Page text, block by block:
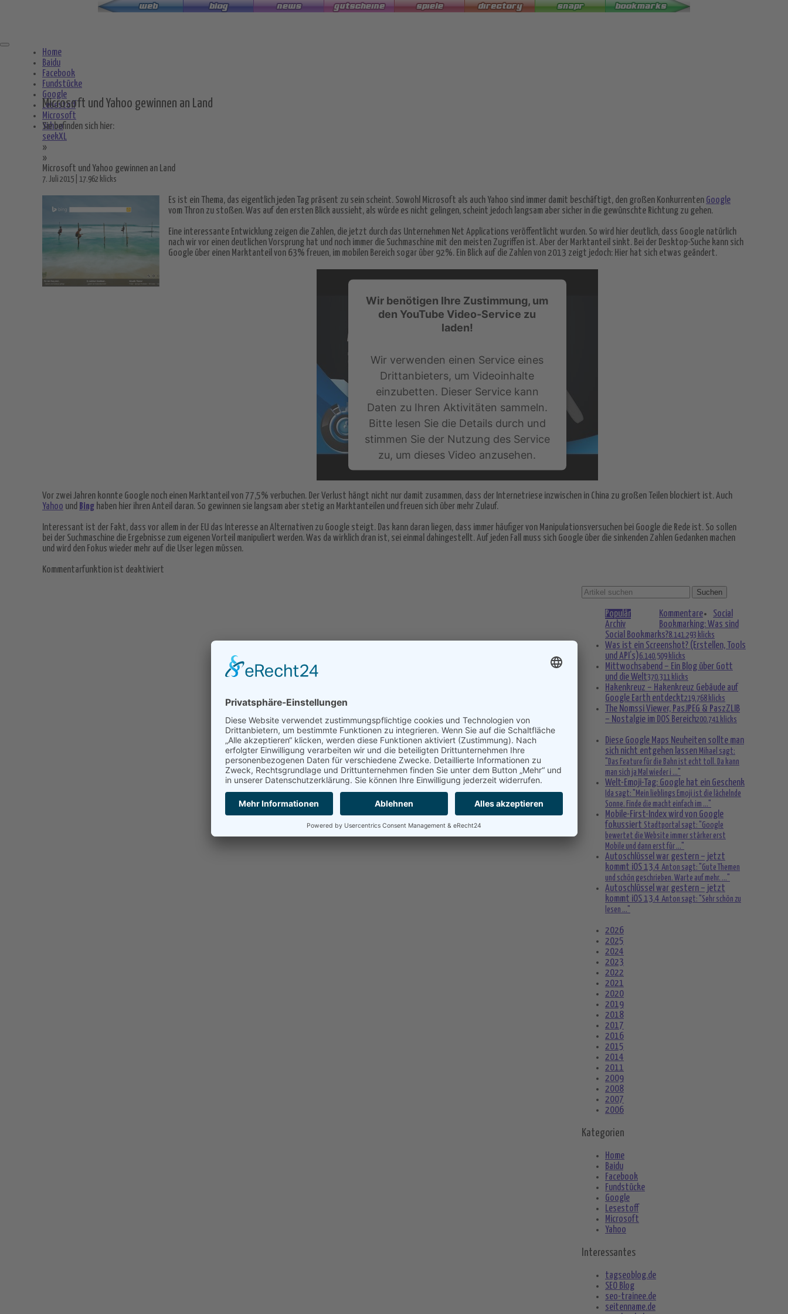
Home
Baidu
Facebook
Fundstücke
Google
Lesestoff
Microsoft
Yahoo
Microsoft und Yahoo gewinnen an Land
Sie befinden sich hier:
seekXL
»
»
Microsoft und Yahoo gewinnen an Land
7. Juli 2015 | 17.962 klicks
Es ist ein Thema, das eigentlich jeden Tag präsent zu sein scheint. Sowohl Microsoft als auch Yahoo sind immer damit beschäftigt, den großen Konkurrenten Google
vom Thron zu stoßen. Was auf den ersten Blick aussieht, als würde es nicht gelingen, scheint jedoch langsam aber sicher in die gewünschte Richtung zu gehen.
Eine interessante Entwicklung zeigen die Zahlen, die jetzt durch das Unternehmen Net Applications veröffentlicht wurden. So wird hier deutlich, dass Google natürlich
nach wir vor einen deutlichen Vorsprung hat und noch immer die Suchmaschine mit den meisten Zugriffen ist. Aber der Marktanteil sinkt. Bei der Desktop-Suche kann sich
Google über einen Marktanteil von 63% freuen, im mobilen Bereich sogar über 92%. Ein Blick auf die Zahlen von 2013 zeigt jedoch: Hier hat sich etwas geändert.
Wir benötigen Ihre Zustimmung, um
den YouTube Video-Service zu
laden!
Wir verwenden einen Service eines
Drittanbieters, um Videoinhalte
einzubetten. Dieser Service kann
Daten zu Ihren Aktivitäten sammeln.
Bitte lesen Sie die Details durch und
stimmen Sie der Nutzung des Service
zu, um dieses Video anzusehen.
powered byUsercentrics Consent Management
Vor zwei Jahren konnte Google noch einen Marktanteil von 77,5% verbuchen. Der Verlust hängt nicht nur damit zusammen, dass der Internetriese inzwischen in China zu großen Teilen blockiert ist. Auch
Yahoo und Bing haben hier ihren Anteil daran. So gewinnen sie langsam aber stetig an Marktanteilen und freuen sich über mehr Zulauf.
Interessant ist der Fakt, dass vor allem in der EU das Interesse an Alternativen zu Google steigt. Das kann daran liegen, dass immer häufiger von Manipulationsversuchen bei Google die Rede ist. So sollen
bei der Suchmaschine die Ergebnisse zum eigenen Vorteil manipuliert werden. Was da wirklich dran ist, sei einmal dahingestellt. Auf jeden Fall muss sich Google über die sinkenden Zahlen Gedanken machen
und wird den Fokus wieder mehr auf die User legen müssen.
Kommentarfunktion ist deaktiviert
Populär
Kommentare
Archiv
Social
Bookmarking: Was sind
Social Bookmarks?8.141.293 klicks
Was ist ein Screenshot? (Erstellen, Tools
und API’s)6.140.509 klicks
Mittwochsabend – Ein Blog über Gott
und die Welt370.311 klicks
Hakenkreuz – Hakenkreuz Gebäude auf
Google Earth entdeckt219.768 klicks
The Nomssi Viewer, PasJPEG & PaszZLIB
– Nostalgie im DOS Bereich200.741 klicks
Diese Google Maps Neuheiten sollte man
sich nicht entgehen lassen Mihael sagt:
"Das Feature für die Bahn ist echt toll. Da kann
man sich ja Mal wieder i ..."
Welt-Emoji-Tag: Google hat ein Geschenk
Ida sagt: "Mein lieblings Emoji ist die lächelnde
Sonne. Finde die macht einfach im ..."
Mobile-First-Index wird von Google
fokussiert Stadtportal sagt: "Google
bewertet die Website immer stärker erst
Mobile und dann erst für ..."
Autoschlüssel war gestern – jetzt
kommt iOS 13.4 Anton sagt: "Gute Themen
und schön geschrieben. Warte auf mehr. ..."
Autoschlüssel war gestern – jetzt
kommt iOS 13.4 Anton sagt: "Sehr schön zu
lesen ..."
2026
2025
2024
2023
2022
2021
2020
2019
2018
2017
2016
2015
2014
2011
2009
2008
2007
2006
Kategorien
Home
Baidu
Facebook
Fundstücke
Google
Lesestoff
Microsoft
Yahoo
Interessantes
tagseoblog.de
SEO Blog
seo-trainee.de
seitenname.de